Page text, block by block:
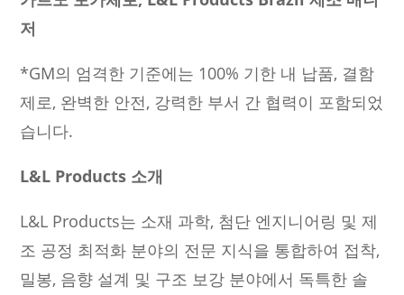
저
*GM의 엄격한 기준에는 100% 기한 내 납품, 결함
제로, 완벽한 안전, 강력한 부서 간 협력이 포함되었
습니다.
L&L Products 소개
L&L Products는 소재 과학, 첨단 엔지니어링 및 제
조 공정 최적화 분야의 전문 지식을 통합하여 접착,
밀봉, 음향 설계 및 구조 보강 분야에서 독특한 솔